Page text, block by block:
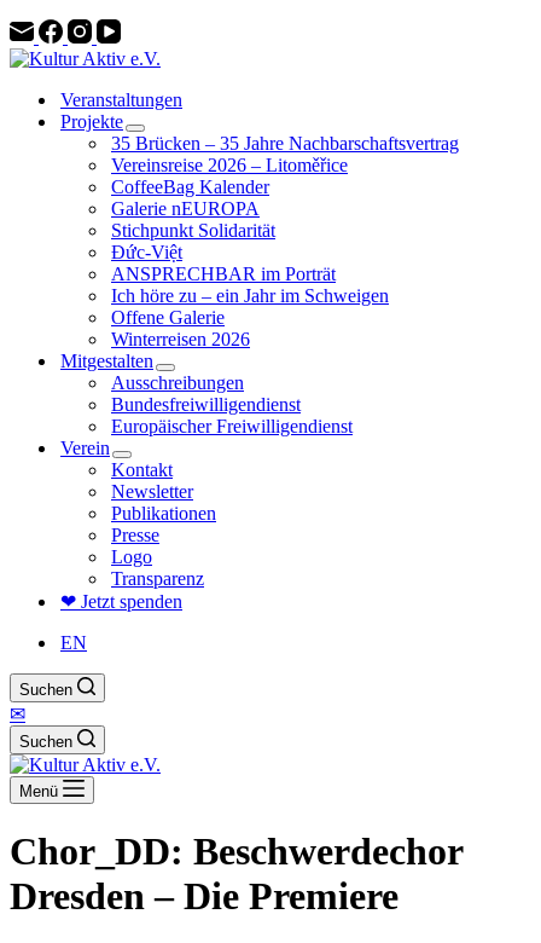
Veranstaltungen
Projekte
35 Brücken – 35 Jahre Nachbarschaftsvertrag
Vereinsreise 2026 – Litoměřice
CoffeeBag Kalender
Galerie nEUROPA
Stichpunkt Solidarität
Đức-Việt
ANSPRECHBAR im Porträt
Ich höre zu – ein Jahr im Schweigen
Offene Galerie
Winterreisen 2026
Mitgestalten
Ausschreibungen
Bundesfreiwilligendienst
Europäischer Freiwilligendienst
Verein
Kontakt
Newsletter
Publikationen
Presse
Logo
Transparenz
❤ Jetzt spenden
EN
Suchen
✉
Suchen
Menü
Chor_DD: Beschwerdechor
Dresden – Die Premiere